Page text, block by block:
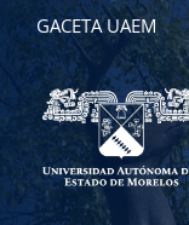
GACETA UAEM